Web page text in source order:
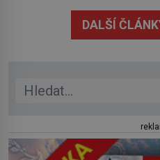
Stačí letmý dotyk a ozve se
přetrvává i týdny.
DALŠÍ